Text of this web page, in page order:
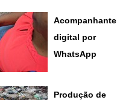
Acompanhante
digital por
WhatsApp
Produção de